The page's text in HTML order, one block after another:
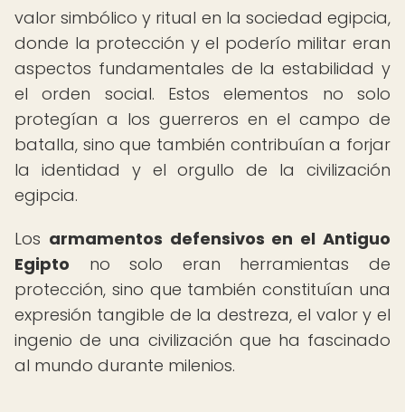
valor simbólico y ritual en la sociedad egipcia,
donde la protección y el poderío militar eran
aspectos fundamentales de la estabilidad y
el orden social. Estos elementos no solo
protegían a los guerreros en el campo de
batalla, sino que también contribuían a forjar
la identidad y el orgullo de la civilización
egipcia.
Los armamentos defensivos en el Antiguo
Egipto no solo eran herramientas de
protección, sino que también constituían una
expresión tangible de la destreza, el valor y el
ingenio de una civilización que ha fascinado
al mundo durante milenios.